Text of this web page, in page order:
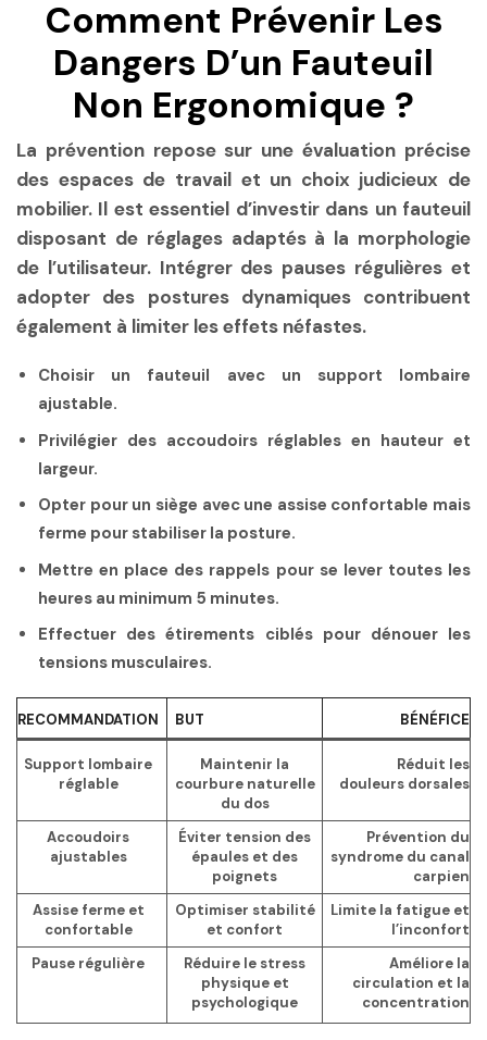
Comment Prévenir Les
Dangers D’un Fauteuil
Non Ergonomique ?
La prévention repose sur une évaluation précise
des espaces de travail et un choix judicieux de
mobilier. Il est essentiel d’investir dans un fauteuil
disposant de réglages adaptés à la morphologie
de l’utilisateur. Intégrer des pauses régulières et
adopter des postures dynamiques contribuent
également à limiter les effets néfastes.
Choisir un fauteuil avec un support lombaire
ajustable.
Privilégier des accoudoirs réglables en hauteur et
largeur.
Opter pour un siège avec une assise confortable mais
ferme pour stabiliser la posture.
Mettre en place des rappels pour se lever toutes les
heures au minimum 5 minutes.
Effectuer des étirements ciblés pour dénouer les
tensions musculaires.
RECOMMANDATION BUT BÉNÉFICE
Support lombaire
réglable
Maintenir la
courbure naturelle
du dos
Réduit les
douleurs dorsales
Accoudoirs
ajustables
Éviter tension des
épaules et des
poignets
Prévention du
syndrome du canal
carpien
Assise ferme et
confortable
Optimiser stabilité
et confort
Limite la fatigue et
l’inconfort
Pause régulière
Réduire le stress
physique et
psychologique
Améliore la
circulation et la
concentration